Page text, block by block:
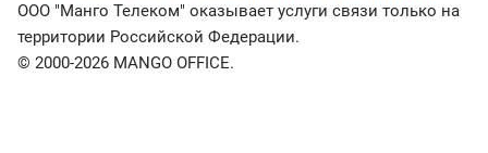
ООО "Манго Телеком" оказывает услуги связи только на
территории Российской Федерации.
© 2000-2026 MANGO OFFICE.